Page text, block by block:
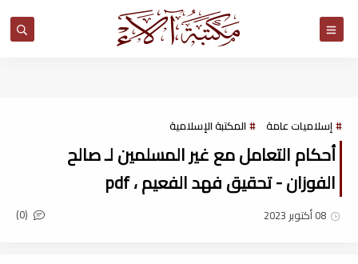
إسلاميات عامة المكتبة الإسلامية
أحكام التعامل مع غير المسلمين لـ صالح
الفوزان - تحقيق فهد الفعيم ، pdf
08 أكتوبر 2023 (0)